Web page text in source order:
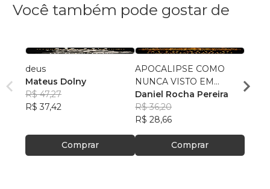
Você também pode gostar de
deus
Mateus Dolny
R$ 47,27
R$ 37,42
Comprar
APOCALIPSE COMO
NUNCA VISTO EM
CRONOLOGIA
Daniel Rocha Pereira
R$ 36,20
R$ 28,66
Comprar
R$